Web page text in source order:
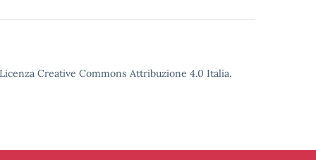
Creative Commons Attribuzione 4.0 Italia.